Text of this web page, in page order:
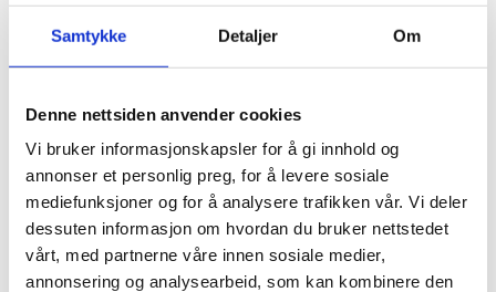
Samtykke Detaljer Om
Denne nettsiden anvender cookies
Vi bruker informasjonskapsler for å gi innhold og
annonser et personlig preg, for å levere sosiale
mediefunksjoner og for å analysere trafikken vår. Vi deler
dessuten informasjon om hvordan du bruker nettstedet
vårt, med partnerne våre innen sosiale medier,
annonsering og analysearbeid, som kan kombinere den
Labber av rev, mår og mink samt kråkeføtter leveres til Ole
Henrik Rindli.
Kasserer:Per Lange
Styremedlemmer:
Kurt Johnny Bergset
Roy Lange
Anders Inge Nerland
Turid Hanseth